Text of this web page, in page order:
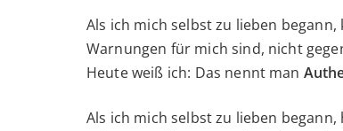
Als ich mich selbst zu lieben
Warnungen für mich sind, nicht
Heute weiß ich: Das nennt man
Als ich mich selbst zu lieben